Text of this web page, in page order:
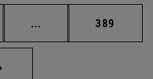
... Páginas intermedias
Página
389